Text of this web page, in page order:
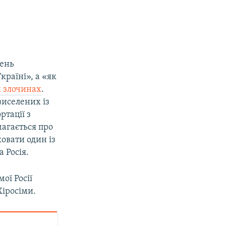
i
d
e
а «як
злочинах.
із
з
про
один із
Росія.
Росії